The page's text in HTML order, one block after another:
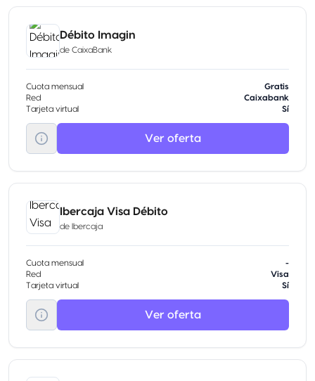
Débito Imagin
de CaixaBank
Cuota mensual
Gratis
Red
Caixabank
Tarjeta virtual
Sí
Ver oferta
Ibercaja Visa Débito
de Ibercaja
Cuota mensual
-
Red
Visa
Tarjeta virtual
Sí
Ver oferta